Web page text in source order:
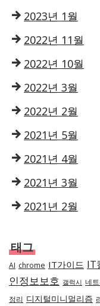
2023년 1월
2022년 11월
2022년 10월
2022년 3월
2022년 2월
2021년 5월
2021년 4월
2021년 3월
2021년 2월
태그
AI chrome IT가이드 IT
인정보보호 갤럭시 네
정리 디지털미니멀리즘